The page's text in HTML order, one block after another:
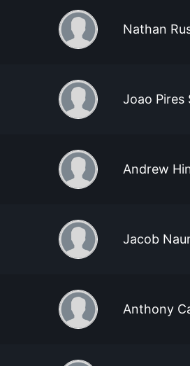
Nathan
Joao Pires
Andrew
Jacob
Anthony